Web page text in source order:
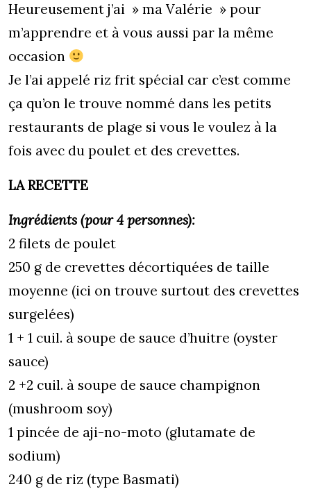
Heureusement j’ai » ma Valérie » pour
m’apprendre et à vous aussi par la même
occasion
Je l’ai appelé riz frit spécial car c’est comme
ça qu’on le trouve nommé dans les petits
restaurants de plage si vous le voulez à la
fois avec du poulet et des crevettes.
LA RECETTE
Ingrédients (pour 4 personnes):
2 filets de poulet
250 g de crevettes décortiquées de taille
moyenne (ici on trouve surtout des crevettes
surgelées)
1 + 1 cuil. à soupe de sauce d’huitre (oyster
sauce)
2 +2 cuil. à soupe de sauce champignon
(mushroom soy)
1 pincée de aji-no-moto (glutamate de
sodium)
240 g de riz (type Basmati)